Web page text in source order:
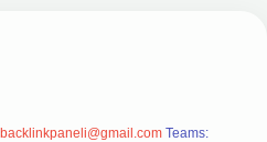
backlinkpaneli@gmail.com Teams: